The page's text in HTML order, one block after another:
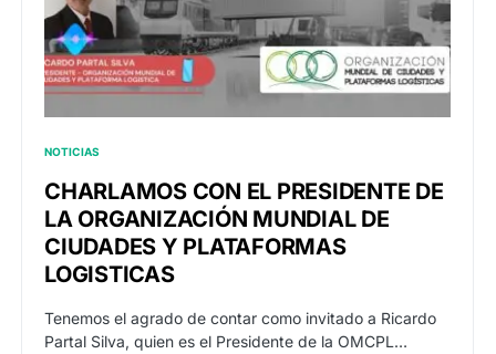
NOTICIAS
CHARLAMOS CON EL PRESIDENTE DE
LA ORGANIZACIÓN MUNDIAL DE
CIUDADES Y PLATAFORMAS
LOGISTICAS
Tenemos el agrado de contar como invitado a Ricardo
Partal Silva, quien es el Presidente de la OMCPL…